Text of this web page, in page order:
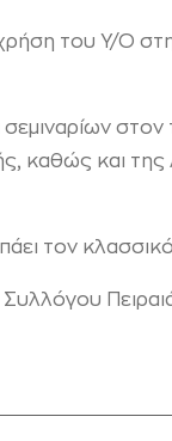
του Υ/Ο
στον
καθώς και
τον
Συλλόγου